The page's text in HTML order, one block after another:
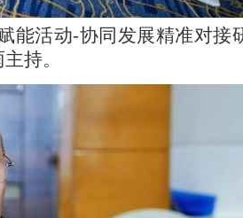
能活动-协同发展精准对接
持。